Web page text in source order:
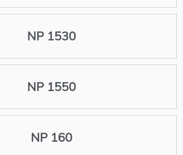
NP 1530
NP 1550
NP 160